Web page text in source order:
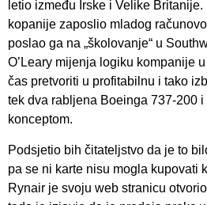
letio između Irske i Velike
kopanije zaposlio mladog
poslao ga na „školovanje“ u
O’Leary mijenja logiku kompanije
čas pretvoriti u profitabilnu i tako
tek dva rabljena Boeinga 737-200 i
konceptom.
Podsjetio bih čitateljstvo da je to
pa se ni karte nisu mogla kupovati
Rynair je svoju web stranicu